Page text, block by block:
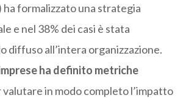
ha formalizzato una strategia
e nel 38% dei casi è stata
diffuso all’intera organizzazione.
ha definito metriche
valutare in modo completo l’impatto